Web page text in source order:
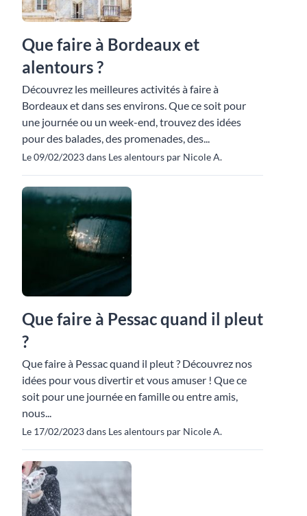
Que faire à Bordeaux et
alentours ?
Découvrez les meilleures activités à faire à
Bordeaux et dans ses environs. Que ce soit pour
une journée ou un week-end, trouvez des idées
pour des balades, des promenades, des...
Le 09/02/2023 dans Les alentours par Nicole A.
Que faire à Pessac quand il pleut
?
Que faire à Pessac quand il pleut ? Découvrez nos
idées pour vous divertir et vous amuser ! Que ce
soit pour une journée en famille ou entre amis,
nous...
Le 17/02/2023 dans Les alentours par Nicole A.